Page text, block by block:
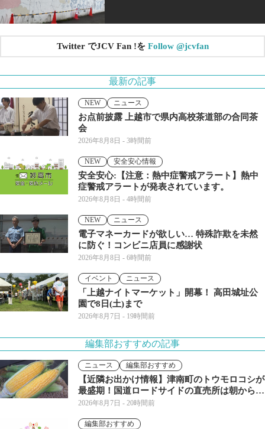
Twitter でJCV Fan !を Follow @jcvfan
最新の記事
NEW ニュース
お点前披露 上越市で県内高校茶道部の合同茶
会
2026年8月8日 - 3時間前
NEW 安全安心情報
安全安心:【注意：熱中症警戒アラート】熱中
症警戒アラートが発表されています。
2026年8月8日 - 4時間前
NEW ニュース
電子マネーカードが欲しい… 特殊詐欺を未然
に防ぐ！コンビニ店員に感謝状
2026年8月8日 - 6時間前
イベント ニュース
「上越ナイトマーケット」開幕！ 高田城址公
園で8日(土)まで
2026年8月7日 - 19時間前
編集部おすすめの記事
ニュース 編集部おすすめ
【近隣お出かけ情報】津南町のトウモロコシが
最盛期！国道ロードサイドの直売所は朝から長
い列
2026年8月7日 - 20時間前
編集部おすすめ